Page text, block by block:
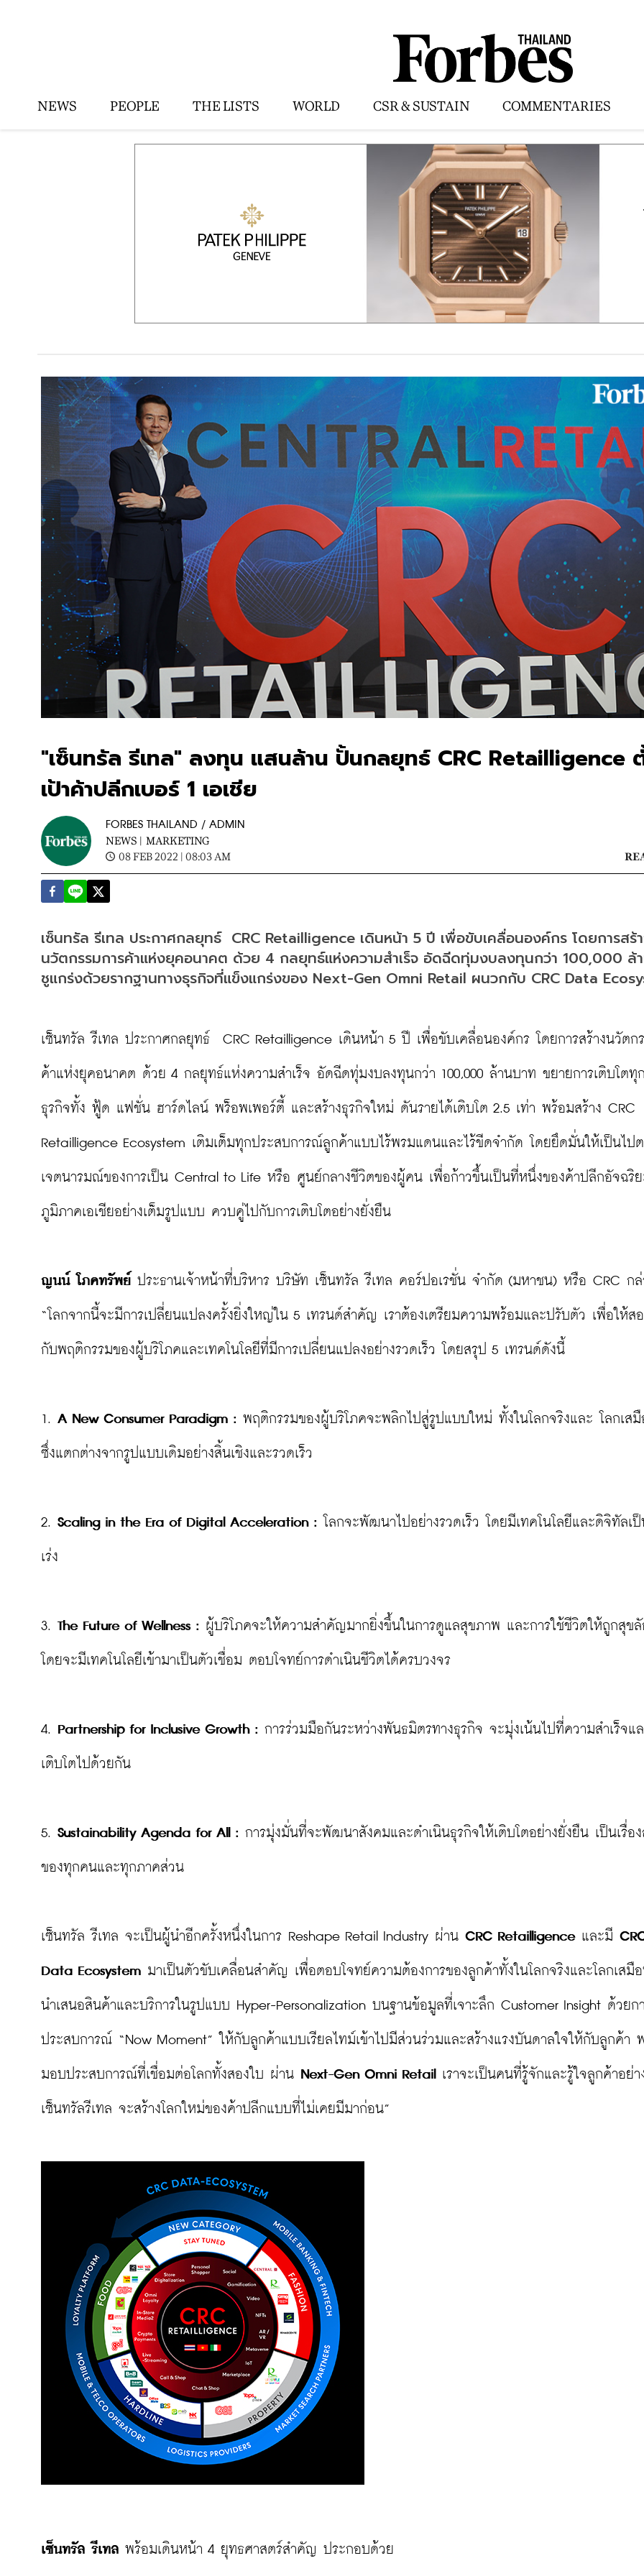
NEWS PEOPLE THE LISTS WORLD CSR & SUSTAIN COMMENTARIES
"เซ็นทรัล รีเทล" ลงทุน แสนล้าน ปั้นกลยุทธ์ CRC Retailligence
เป้าค้าปลีกเบอร์ 1 เอเชีย
FORBES THAILAND / ADMIN
NEWS | MARKETING
08 FEB 2022 | 08:03 AM
เซ็นทรัล รีเทล ประกาศกลยุทธ์  CRC Retailligence เดินหน้า 5 ปี เพื่อขับเคลื่อนองค์กร โดยการสร้
นวัตกรรมการค้าแห่งยุคอนาคต ด้วย 4 กลยุทธ์แห่งความสำเร็จ อัดฉีดทุ่มงบลงทุนกว่า 100,000 ล้
ชูแกร่งด้วยรากฐานทางธุรกิจที่แข็งแกร่งของ Next-Gen Omni Retail ผนวกกับ CRC Data
เซ็นทรัล รีเทล ประกาศกลยุทธ์  CRC Retailligence เดินหน้า 5 ปี เพื่อขับเคลื่อนองค์กร โดยการสร้างนวัตก
ค้าแห่งยุคอนาคต ด้วย 4 กลยุทธ์แห่งความสำเร็จ อัดฉีดทุ่มงบลงทุนกว่า 100,000 ล้านบาท ขยายการเติบโตทุ
ธุรกิจทั้ง ฟู้ด แฟชั่น ฮาร์ดไลน์ พร็อพเพอร์ตี้ และสร้างธุรกิจใหม่ ดันรายได้เติบโต 2.5 เท่า พร้อมสร้าง CRC
Retailligence Ecosystem เติมเต็มทุกประสบการณ์ลูกค้าแบบไร้พรมแดนและไร้ขีดจำกัด โดยยึดมั่นให้เป็นไป
เจตนารมณ์ของการเป็น Central to Life หรือ ศูนย์กลางชีวิตของผู้คน เพื่อก้าวขึ้นเป็นที่หนึ่งของค้าปลีกอัจฉริย
ภูมิภาคเอเชียอย่างเต็มรูปแบบ ควบคู่ไปกับการเติบโตอย่างยั่งยืน
ญนน์ โภคทรัพย์ ประธานเจ้าหน้าที่บริหาร บริษัท เซ็นทรัล รีเทล คอร์ปอเรชั่น จำกัด (มหาชน) หรือ CRC กล่
“โลกจากนี้จะมีการเปลี่ยนแปลงครั้งยิ่งใหญ่ใน 5 เทรนด์สำคัญ เราต้องเตรียมความพร้อมและปรับตัว เพื่อให้ส
กับพฤติกรรมของผู้บริโภคและเทคโนโลยีที่มีการเปลี่ยนแปลงอย่างรวดเร็ว โดยสรุป 5 เทรนด์ดังนี้
1. A New Consumer Paradigm : พฤติกรรมของผู้บริโภคจะพลิกไปสู่รูปแบบใหม่ ทั้งในโลกจริงและ โลกเสมื
ซึ่งแตกต่างจากรูปแบบเดิมอย่างสิ้นเชิงและรวดเร็ว
2. Scaling in the Era of Digital Acceleration : โลกจะพัฒนาไปอย่างรวดเร็ว โดยมีเทคโนโลยีและดิจิทัลเ
เร่ง
3. The Future of Wellness : ผู้บริโภคจะให้ความสำคัญมากยิ่งขึ้นในการดูแลสุขภาพ และการใช้ชีวิตให้ถูกสุข
โดยจะมีเทคโนโลยีเข้ามาเป็นตัวเชื่อม ตอบโจทย์การดำเนินชีวิตได้ครบวงจร
4. Partnership for Inclusive Growth : การร่วมมือกันระหว่างพันธมิตรทางธุรกิจ จะมุ่งเน้นไปที่ความสำเร็จแ
เติบโตไปด้วยกัน
5. Sustainability Agenda for All : การมุ่งมั่นที่จะพัฒนาสังคมและดำเนินธุรกิจให้เติบโตอย่างยั่งยืน เป็นเรื่อ
ของทุกคนและทุกภาคส่วน
เซ็นทรัล รีเทล จะเป็นผู้นำอีกครั้งหนึ่งในการ Reshape Retail Industry ผ่าน CRC Retailligence และมี
Data Ecosystem มาเป็นตัวขับเคลื่อนสำคัญ เพื่อตอบโจทย์ความต้องการของลูกค้าทั้งในโลกจริงและโลกเสมือ
นำเสนอสินค้าและบริการในรูปแบบ Hyper-Personalization บนฐานข้อมูลที่เจาะลึก Customer Insight ด้วยก
ประสบการณ์ “Now Moment” ให้กับลูกค้าแบบเรียลไทม์เข้าไปมีส่วนร่วมและสร้างแรงบันดาลใจให้กับลูกค้า
มอบประสบการณ์ที่เชื่อมต่อโลกทั้งสองใบ ผ่าน Next-Gen Omni Retail เราจะเป็นคนที่รู้จักและรู้ใจลูกค้าอย่
เซ็นทรัลรีเทล จะสร้างโลกใหม่ของค้าปลีกแบบที่ไม่เคยมีมาก่อน”
เซ็นทรัล รีเทล พร้อมเดินหน้า 4 ยุทธศาสตร์สำคัญ ประกอบด้วย